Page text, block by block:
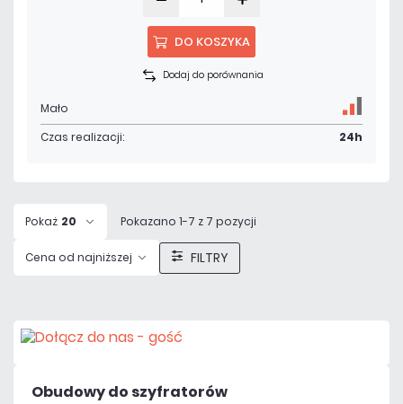
DO KOSZYKA
Dodaj do porównania
Mało
Czas realizacji:
24h
Pokaż 20 Pokazano 1-7 z 7 pozycji
Cena od najniższej FILTRY
Obudowy do szyfratorów